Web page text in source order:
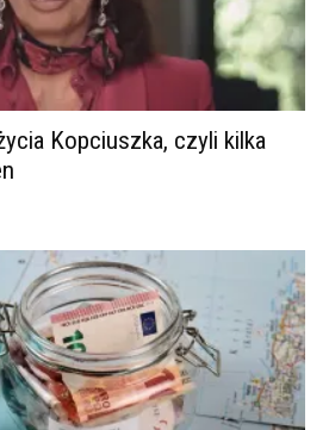
Kopciuszka, czyli kilka